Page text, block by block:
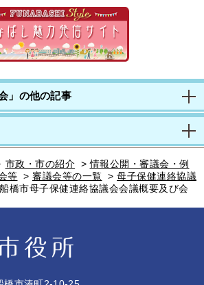
」の他の記事
市政・市の紹介 >情報公開・審議会・例
等 > 審議会等の一覧 > 母子保健連絡協議
橋市母子保健連絡協議会会議概要及び会